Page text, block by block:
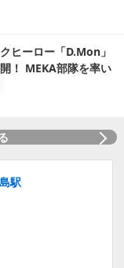
ヒーロー「D.Mon」
！ MEKA部隊を率い
駅